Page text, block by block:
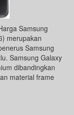
Samsung
merupakan
Samsung
Samsung Galaxy
dibandingkan
material frame